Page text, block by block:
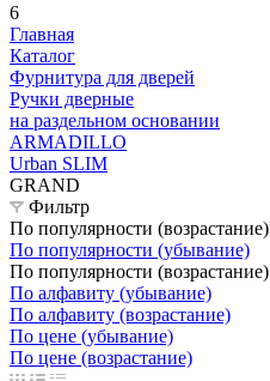
6
Главная
Каталог
Фурнитура для дверей
Ручки дверные
на раздельном основании
ARMADILLO
Urban SLIM
GRAND
Фильтр
По популярности (возрастание)
По популярности (убывание)
По популярности (возрастание)
По алфавиту (убывание)
По алфавиту (возрастание)
По цене (убывание)
По цене (возрастание)